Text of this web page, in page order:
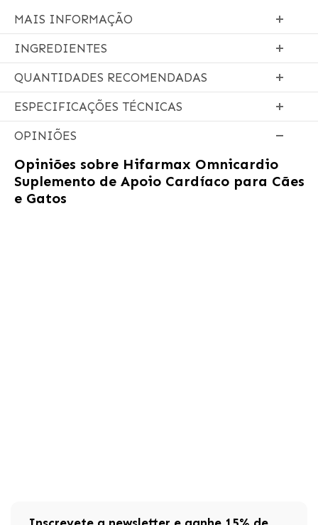
MAIS INFORMAÇÃO
INGREDIENTES
QUANTIDADES RECOMENDADAS
ESPECIFICAÇÕES TÉCNICAS
OPINIÕES
Opiniões sobre Hifarmax Omnicardio
Suplemento de Apoio Cardíaco para Cães
e Gatos